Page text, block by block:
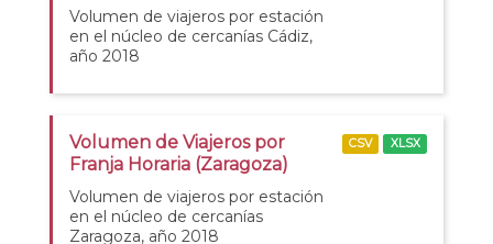
Volumen de viajeros por estación
en el núcleo de cercanías Cádiz,
año 2018
Volumen de Viajeros por
Franja Horaria (Zaragoza)
Volumen de viajeros por estación
en el núcleo de cercanías
Zaragoza, año 2018
CSV XLSX